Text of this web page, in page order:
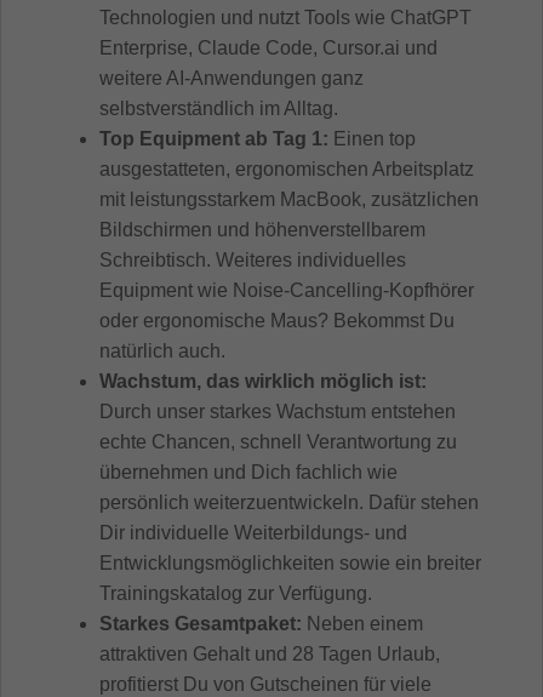
Technologien und nutzt Tools wie ChatGPT
Enterprise, Claude Code, Cursor.ai und
weitere AI-Anwendungen ganz
selbstverständlich im Alltag.
Top Equipment ab Tag 1: Einen top
ausgestatteten, ergonomischen Arbeitsplatz
mit leistungsstarkem MacBook, zusätzlichen
Bildschirmen und höhenverstellbarem
Schreibtisch. Weiteres individuelles
Equipment wie Noise-Cancelling-Kopfhörer
oder ergonomische Maus? Bekommst Du
natürlich auch.
Wachstum, das wirklich möglich ist:
Durch unser starkes Wachstum entstehen
echte Chancen, schnell Verantwortung zu
übernehmen und Dich fachlich wie
persönlich weiterzuentwickeln. Dafür stehen
Dir individuelle Weiterbildungs- und
Entwicklungsmöglichkeiten sowie ein breiter
Trainingskatalog zur Verfügung.
Starkes Gesamtpaket: Neben einem
attraktiven Gehalt und 28 Tagen Urlaub,
profitierst Du von Gutscheinen für viele